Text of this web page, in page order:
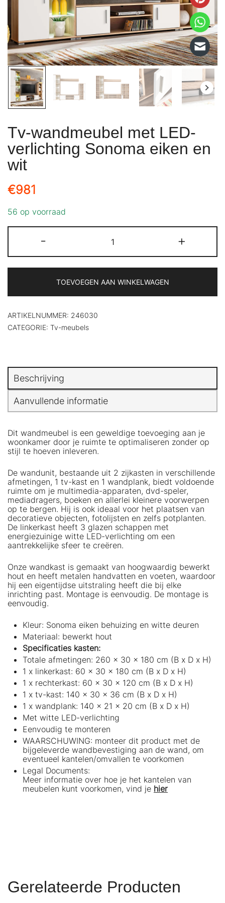
Tv-wandmeubel met LED-
verlichting Sonoma eiken en
wit
€981
56 op voorraad
-
wandmeubel
LED-
verlichting
Sonoma
eiken
en
+
TOEVOEGEN AAN WINKELWAGEN
ARTIKELNUMMER: 246030
CATEGORIE: Tv-meubels
Beschrijving
Aanvullende informatie
Dit wandmeubel is een geweldige toevoeging aan je
woonkamer door je ruimte te optimaliseren zonder op
stijl te hoeven inleveren.
De wandunit, bestaande uit 2 zijkasten in verschillende
afmetingen, 1 tv-kast en 1 wandplank, biedt voldoende
ruimte om je multimedia-apparaten, dvd-speler,
mediadragers, boeken en allerlei kleinere voorwerpen
op te bergen. Hij is ook ideaal voor het plaatsen van
decoratieve objecten, fotolijsten en zelfs potplanten.
De linkerkast heeft 3 glazen schappen met
energiezuinige witte LED-verlichting om een
aantrekkelijke sfeer te creëren.
Onze wandkast is gemaakt van hoogwaardig bewerkt
hout en heeft metalen handvatten en voeten, waardoor
hij een eigentijdse uitstraling heeft die bij elke
inrichting past. Montage is eenvoudig. De montage is
eenvoudig.
Kleur: Sonoma eiken behuizing en witte deuren
Materiaal: bewerkt hout
Specificaties kasten:
Totale afmetingen: 260 x 30 x 180 cm (B x D x H)
1 x linkerkast: 60 x 30 x 180 cm (B x D x H)
1 x rechterkast: 60 x 30 x 120 cm (B x D x H)
1 x tv-kast: 140 x 30 x 36 cm (B x D x H)
1 x wandplank: 140 x 21 x 20 cm (B x D x H)
Met witte LED-verlichting
Eenvoudig te monteren
WAARSCHUWING: monteer dit product met de
bijgeleverde wandbevestiging aan de wand, om
eventueel kantelen/omvallen te voorkomen
Legal Documents:
Meer informatie over hoe je het kantelen van
meubelen kunt voorkomen, vind je hier
Gerelateerde Producten